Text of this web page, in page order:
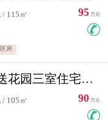
115㎡
房
95 万元
福海路 澳城苑 送花园三室住宅急售
105㎡
90 万元